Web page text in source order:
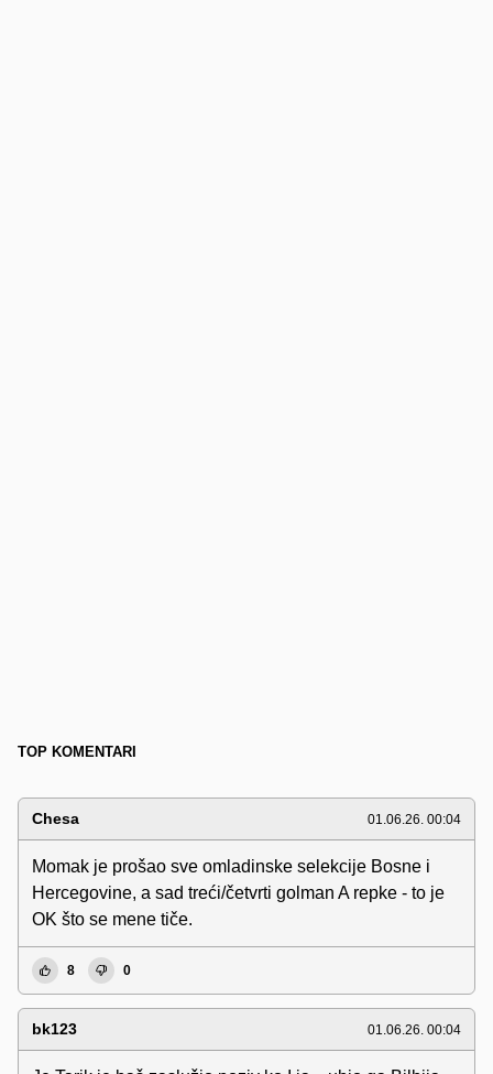
TOP KOMENTARI
Chesa 01.06.26. 00:04
Momak je prošao sve omladinske selekcije Bosne i
Hercegovine, a sad treći/četvrti golman A repke - to je
OK što se mene tiče.
8 0
bk123 01.06.26. 00:04